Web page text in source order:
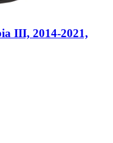
III, 2014-2021,